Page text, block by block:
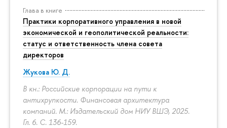
Глава в книге
Практики корпоративного управления в новой
экономической и геополитической реальности:
статус и ответственность члена совета
директоров
Жукова Ю. Д.
В кн.: Российские корпорации на пути к
антихрупкости. Финансовая архитектура
компаний. М.: Издательский дом НИУ ВШЭ, 2025.
Гл. 6. С. 136-159.